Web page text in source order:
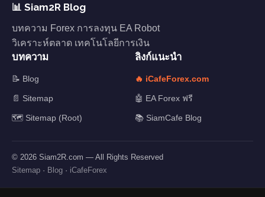
📊 Siam2R Blog
บทความ Forex การลงทุน EA Robot
วิเคราะห์ตลาด เทคโนโลยีการเงิน
บทความ
📝 Blog
📄 Sitemap
🗺️ Sitemap (Root)
ลิงก์แนะนำ
🔥 iCafeForex.com
🤖 EA Forex ฟรี
📚 SiamCafe Blog
© 2026 Siam2R.com — All Rights Reserved
Sitemap · Blog · iCafeForex